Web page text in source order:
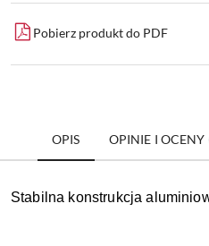
Pobierz produkt do PDF
OPIS OPINIE I OCENY
Stabilna konstrukcja